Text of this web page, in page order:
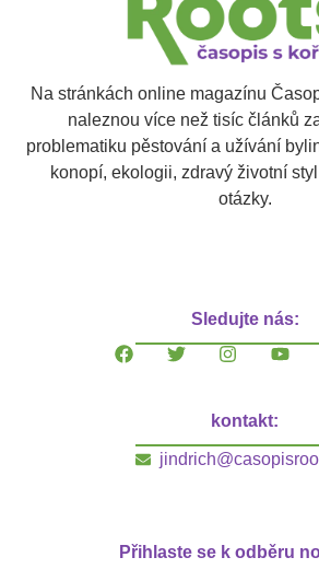
Na stránkách online magazínu
naleznou více než tisíc článků
problematiku pěstování a užívání
konopí, ekologii, zdravý životní
otázky.
Sledujte nás:
kontakt:
Přihlaste se k odběru